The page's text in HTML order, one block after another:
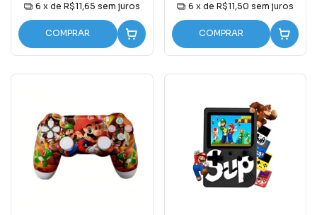
6 x de R$11,65 sem juros
COMPRAR
6 x de R$11,50 sem juros
COMPRAR